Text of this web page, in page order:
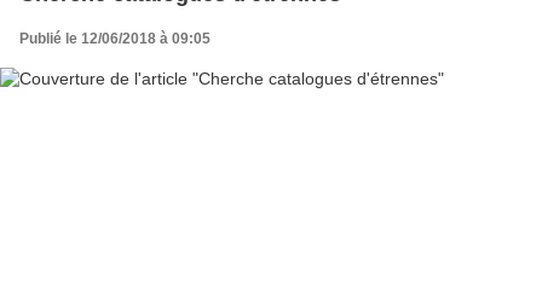
Publié le 12/06/2018 à 09:05